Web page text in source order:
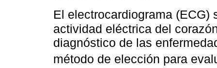
El electrocardiograma
actividad eléctrica del
diagnóstico de las
método de elección para